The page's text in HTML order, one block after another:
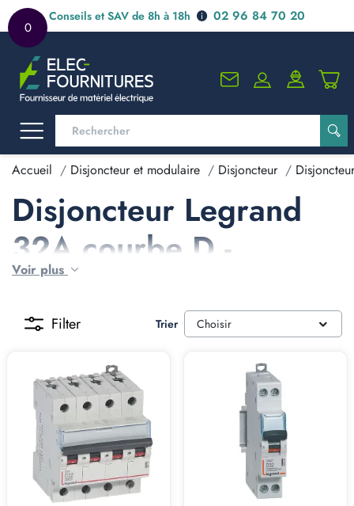
0
Conseils et SAV de 8h à 18h 02 96 84 70 20
Accueil Disjoncteur et modulaire Disjoncteur
Disjoncteur Legrand
32A courbe D -
Legrand D32
Voir plus
Filter Trier Choisir